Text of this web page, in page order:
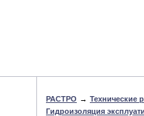
РАСТРО → Технические
Гидроизоляция